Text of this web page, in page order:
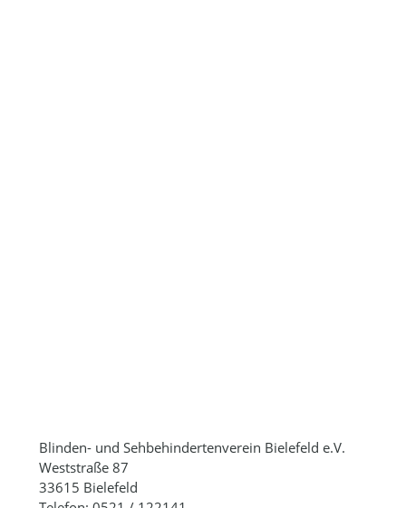
Blinden- und Sehbehindertenverein Bielefeld e.V.
Weststraße 87
33615 Bielefeld